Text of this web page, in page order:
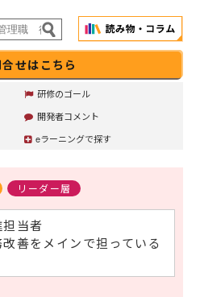
せはこちら
研修のゴール
開発者コメント
eラーニングで探す
リーダー層
担当者
善をメインで担っている